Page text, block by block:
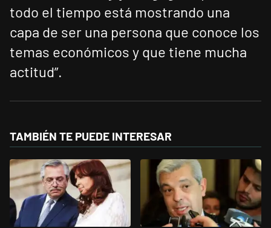
todo el tiempo está mostrando una
capa de ser una persona que conoce los
temas económicos y que tiene mucha
actitud”.
TAMBIÉN TE PUEDE INTERESAR